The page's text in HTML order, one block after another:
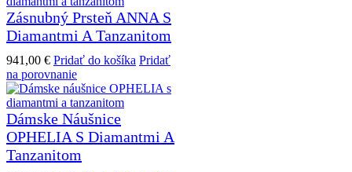
Zásnubný Prsteň ANNA S
Diamantmi A Tanzanitom
941,00 € Pridať do košíka Pridať
na porovnanie
Dámske Náušnice
OPHELIA S Diamantmi A
Tanzanitom